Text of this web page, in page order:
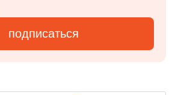
подписаться